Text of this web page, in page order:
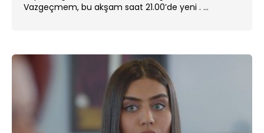
Vazgeçmem, bu akşam saat 21.00’de yeni . ...